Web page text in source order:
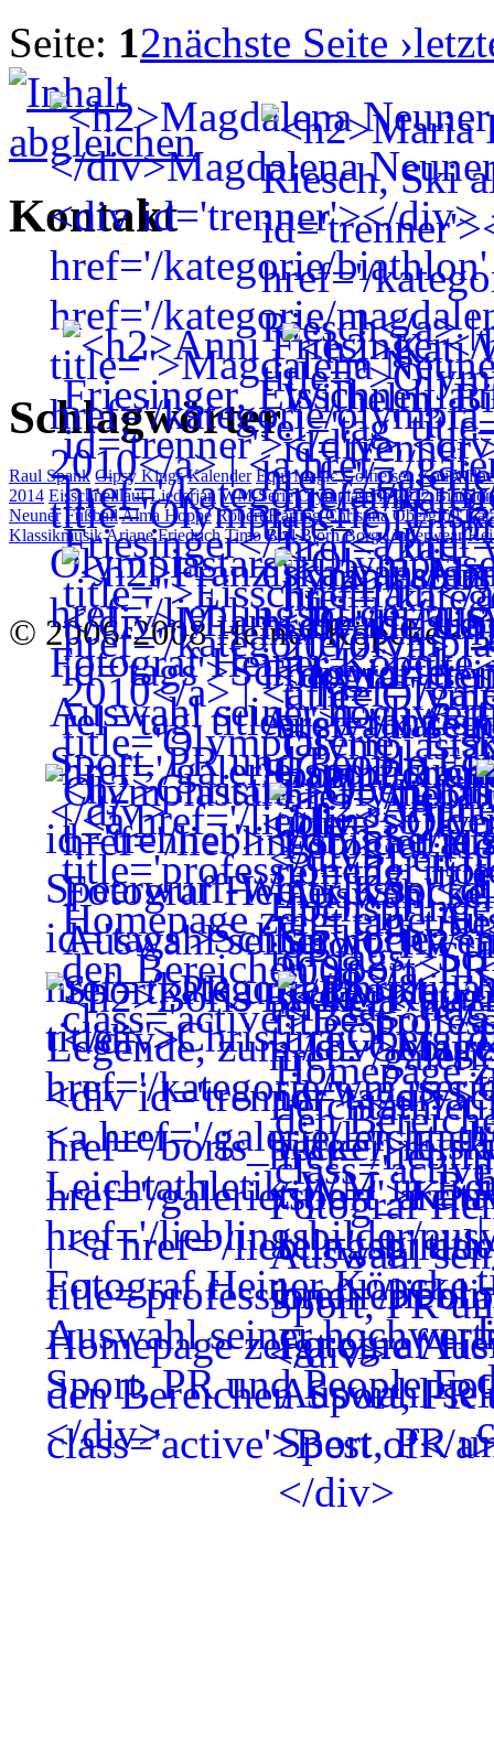
Seite: 12nächste Seite ›
Kontakt
Schlagwörter
Raul Spank Gipsy Kings Kalender Equi Magic Golfreisen Kati
2014 Eisschnelllauf Liederjan WM-Serie Olympiaserie 2012 Biathlon
Neuner Fußball Alma Hoppe Robert Harting Christina Obergföll
KlassikmusikAriane Friedrich Timo Boll Björn Borg-Underwear
© 2006-2008 Heiner Köpcke -